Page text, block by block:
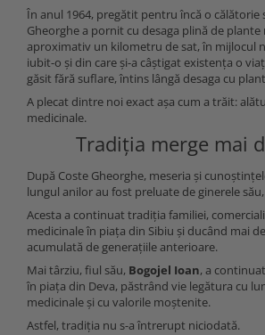
În anul 1964, pregătit pentru încă o călătorie
Gheorghe a pornit cu desaga plină de plante
aproximativ un kilometru de sat, în mijlocul
iubit-o și din care și-a câștigat existența o
găsit fără suflare, întins lângă desaga cu
A plecat dintre noi exact așa cum a trăit:
medicinale.
Tradiția merge mai
După Coste Gheorghe, meseria și
lungul anilor au fost preluate de ginerele său,
Acesta a continuat tradiția familiei,
medicinale în piața din Sibiu și ducând mai
acumulată de generațiile anterioare.
Mai târziu, fiul său, Bogojel Ioan, a
în piața din Deva, păstrând vie legătura cu
medicinale și cu valorile moștenite.
Astfel, tradiția nu s-a întrerupt niciodată.